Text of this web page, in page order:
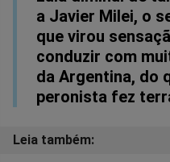
a Javier Milei, o
que virou
conduzir com
da Argentina, do
peronista fez